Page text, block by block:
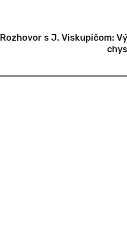
Rozhovor s J. Viskupičom: